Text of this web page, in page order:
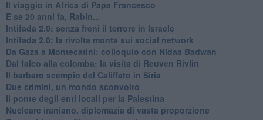
Il viaggio in Africa di Papa Francesco
E se 20 anni fa, Rabin...
Intifada 2.0: senza freni il terrore in Israele
Intifada 2.0: la rivolta monta sui social network
Da Gaza a Montecatini: colloquio con Nidaa Badwan
Dal falco alla colomba: la visita di Reuven Rivlin
Il barbaro scempio del Califfato in Siria
Due crimini, un mondo sconvolto
Il ponte degli enti locali per la Palestina
Nucleare iraniano, diplomazia di vasta proporzione